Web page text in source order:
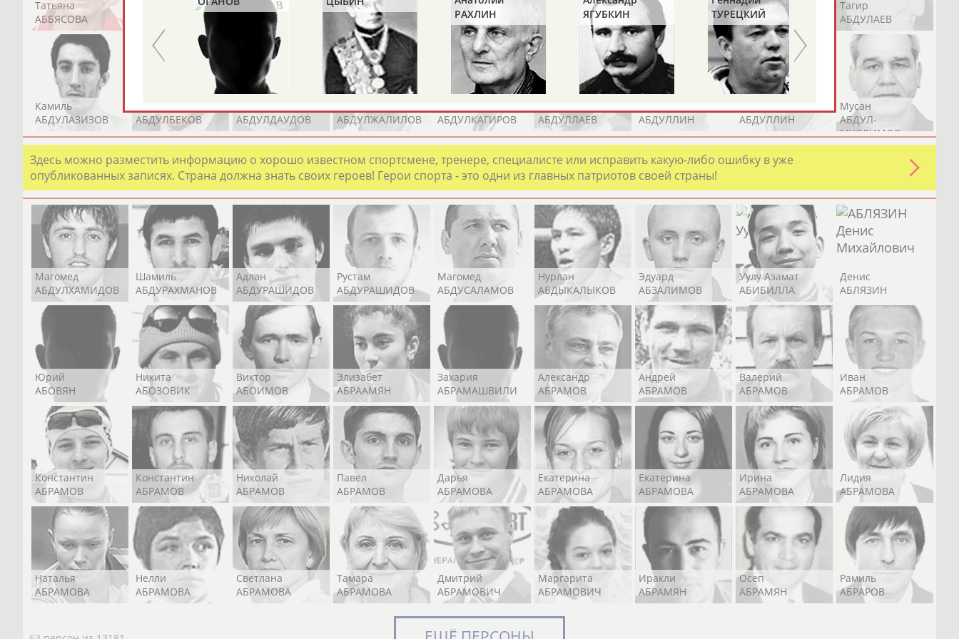
Татьяна
АББЯСОВА
АБДИКАРИМОВА
Артур
АБДРАХМАНОВ
Каримжан
АБДРАХМАНОВ
Аделя
АБДРАХМАНОВА
АБДУВАЛИЕВ
Герман
АБДУЛАЕВ
Рамазан
АБДУЛАЕВ
Тагир
АБДУЛАЕВ
Камиль
АБДУЛАЗИЗОВ
АБДУЛБЕКОВ
АБДУЛДАУДОВ
АБДУЛЖАЛИЛОВ
АБДУЛКАГИРОВ
АБДУЛЛАЕВ
АБДУЛЛИН
АБДУЛЛИН
Мусан
АБДУЛ-
МУСЛИМОВ
Здесь можно разместить информацию о хорошо известном спортсмене, тренере, специалисте или исправить какую-либо ошибку в уже
опубликованных записях. Страна должна знать своих героев! Герои спорта - это одни из главных патриотов своей страны!
Магомед
АБДУЛХАМИДОВ
Шамиль
АБДУРАХМАНОВ
Адлан
АБДУРАШИДОВ
Рустам
АБДУРАШИДОВ
Магомед
АБДУСАЛАМОВ
Нурлан
АБДЫКАЛЫКОВ
Эдуард
АБЗАЛИМОВ
Уулу Азамат
АБИБИЛЛА
Денис
АБЛЯЗИН
Юрий
АБОВЯН
Никита
АБОЗОВИК
Виктор
АБОИМОВ
Элизабет
АБРААМЯН
Захария
АБРАМАШВИЛИ
Александр
АБРАМОВ
Андрей
АБРАМОВ
Валерий
АБРАМОВ
Иван
АБРАМОВ
Константин
АБРАМОВ
Константин
АБРАМОВ
Николай
АБРАМОВ
Павел
АБРАМОВ
Дарья
АБРАМОВА
Екатерина
АБРАМОВА
Екатерина
АБРАМОВА
Ирина
АБРАМОВА
Лидия
АБРАМОВА
Наталья
АБРАМОВА
Нелли
АБРАМОВА
Светлана
АБРАМОВА
Тамара
АБРАМОВА
Дмитрий
АБРАМОВИЧ
Маргарита
АБРАМОВИЧ
Иракли
АБРАМЯН
Осеп
АБРАМЯН
Рамиль
АБРАРОВ
ЛАУРИТЕНАС
РАХЛИН
ЯГУБКИН
ТУРЕЦКИЙ